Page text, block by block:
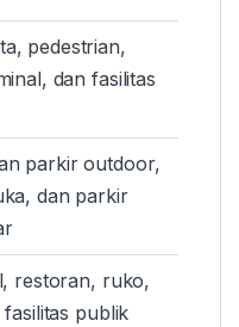
pedestrian,
dan fasilitas
parkir outdoor,
dan parkir
restoran, ruko,
publik